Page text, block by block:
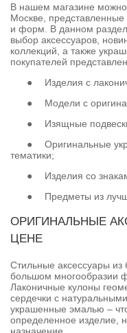
В нашем магазине можно
Москве,
и форм. В данном
выбор аксессуаров,
коллекций, а также
покупателей
●
Изделия с
●
Модели с
●
Изящные
●
Оригинальные
тематики;
●
Изделия со
●
Предметы из
ОРИГИНАЛЬНЫЕ
ЦЕНЕ
Стильные аксессуары из
большом многообразии
Лаконичные кулоны
сердечки с
украшенные эмалью –
определенное изделие,